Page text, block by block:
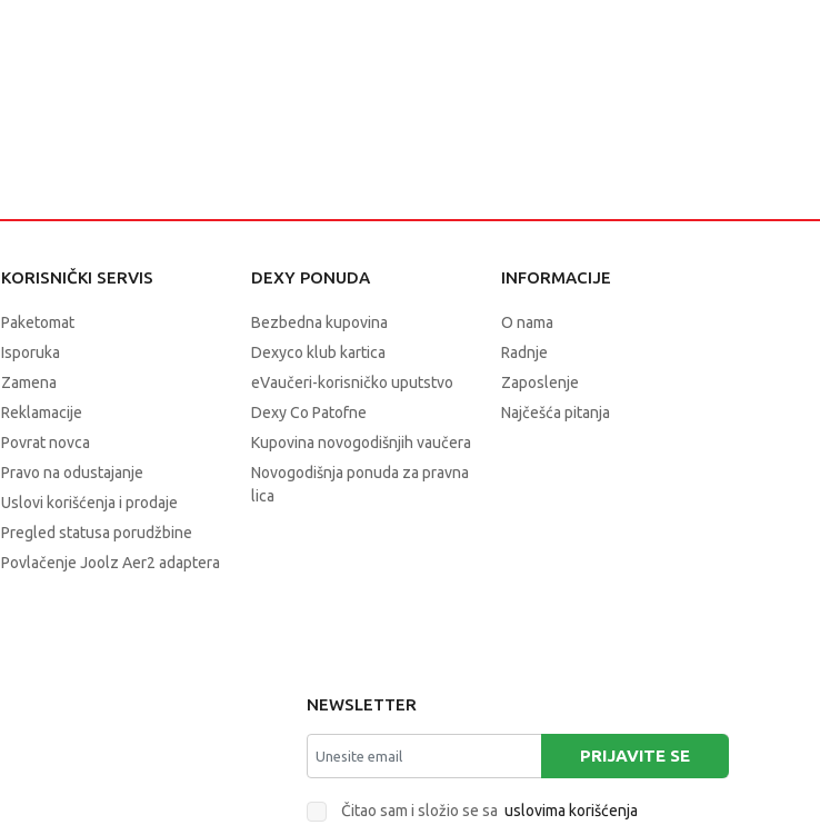
KORISNIČKI SERVIS
Paketomat
Isporuka
Zamena
Reklamacije
Povrat novca
Pravo na odustajanje
Uslovi korišćenja i prodaje
Pregled statusa porudžbine
Povlačenje Joolz Aer2 adaptera
DEXY PONUDA
Bezbedna kupovina
Dexyco klub kartica
eVaučeri-korisničko uputstvo
Dexy Co Patofne
Kupovina novogodišnjih vaučera
Novogodišnja ponuda za pravna
lica
INFORMACIJE
O nama
Radnje
Zaposlenje
Najčešća pitanja
NEWSLETTER
PRIJAVITE SE
Čitao sam i složio se sa uslovima korišćenja